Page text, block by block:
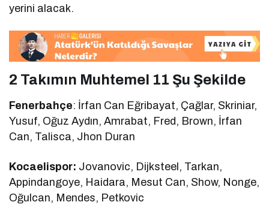
yerini alacak.
2 Takımın Muhtemel 11 Şu Şekilde
Fenerbahçe: İrfan Can Eğribayat, Çağlar, Skriniar,
Yusuf, Oğuz Aydın, Amrabat, Fred, Brown, İrfan
Can, Talisca, Jhon Duran
Kocaelispor: Jovanovic, Dijksteel, Tarkan,
Appindangoye, Haidara, Mesut Can, Show, Nonge,
Oğulcan, Mendes, Petkovic